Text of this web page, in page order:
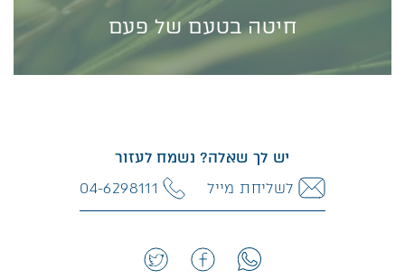
חיטה בטעם של פעם
בתזונתנו, אך בתקופה המודרנית הולכות ומתרבות הטענות
שערכם התזונתי הידלדל ושהם אף עלולים להזיק לבריאות....
למידע נוסף>>
יש לך שאלה? נשמח לעזור
לשליחת מייל
04-6298111